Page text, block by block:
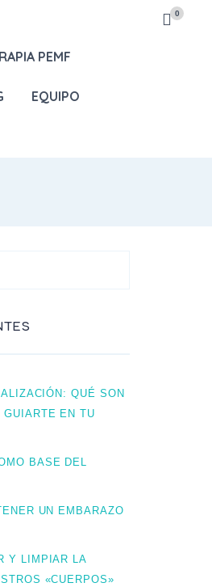
0
PEMF
EQUIPO
QUÉ SON
EN TU
BASE DEL
UN EMBARAZO
Y LIMPIAR LA
«CUERPOS»